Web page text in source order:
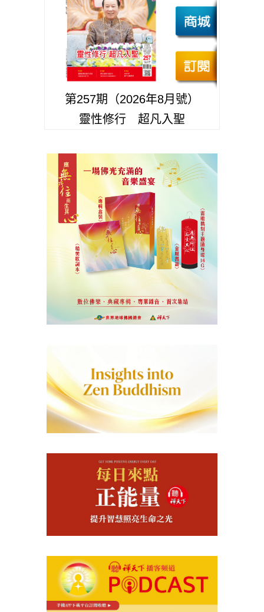
第257期（2026年8月號）
靈性修行 超凡入聖